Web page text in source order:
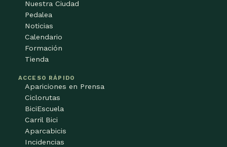
Nuestra Ciudad
Pedalea
Noticias
Calendario
Formación
Tienda
ACCESO RÁPIDO
Apariciones en Prensa
Ciclorutas
BiciEscuela
Carril Bici
Aparcabicis
Incidencias